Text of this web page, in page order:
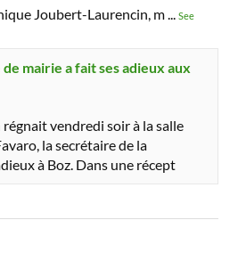
Joubert-Laurencin, m...See
mairie a fait ses adieux aux
vendredi soir à la salle
la secrétaire de la
à Boz. Dans une récept